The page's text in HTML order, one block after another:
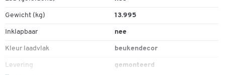
Gewicht (kg) 13.995
Inklapbaar nee
Kleur laadvlak beukendecor
Levering gemonteerd